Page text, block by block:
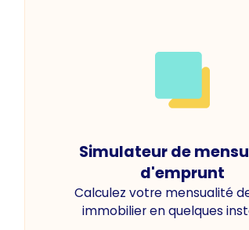
Simulateur de
d'emprunt
Calculez votre mensualité
immobilier en quelques